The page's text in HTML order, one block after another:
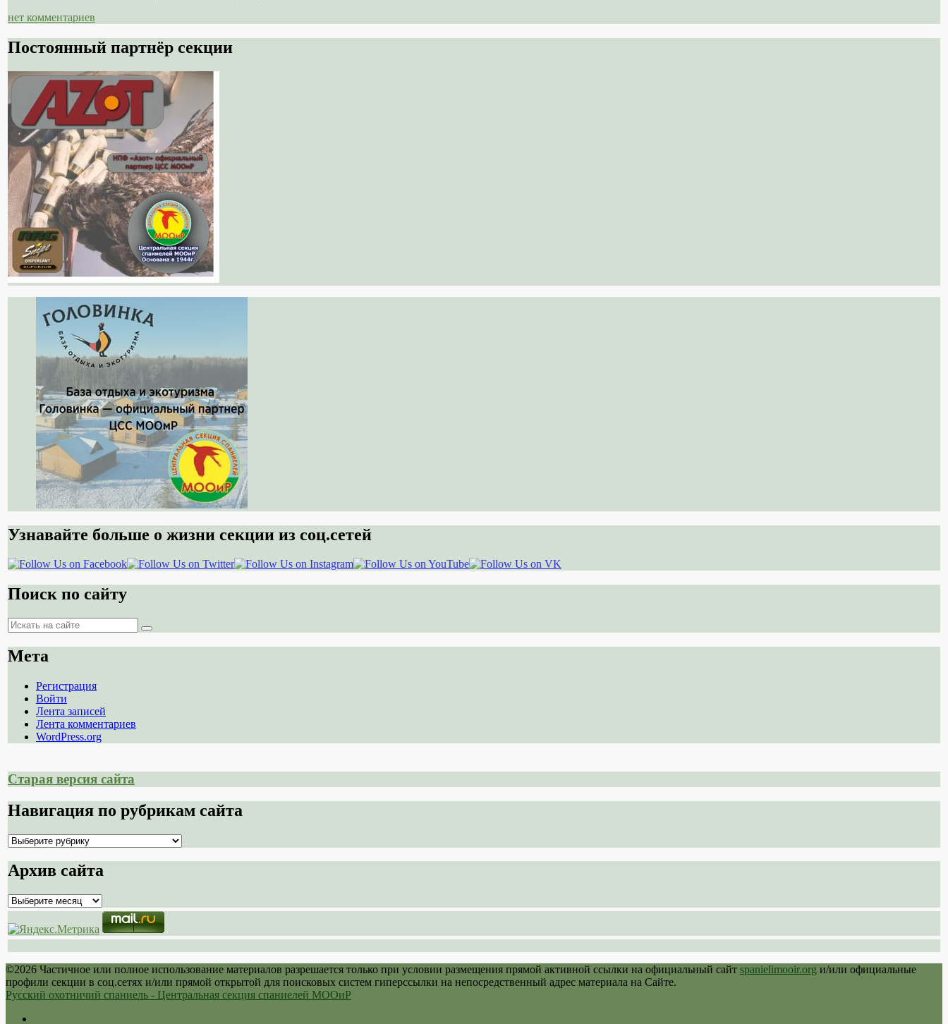
нет комментариев
Постоянный партнёр секции
Узнавайте больше о жизни секции из соц.сетей
Поиск по сайту
Поиск
Поиск
Мета
Регистрация
Войти
Лента записей
Лента комментариев
WordPress.org
Старая версия сайта
Навигация по рубрикам сайта
Навигация
рубрикам
сайта
Архив сайта
Архив
сайта
©2026 Частичное или полное использование материалов разрешается только при условии размещения прямой активной ссылки на официальный сайт spanielimooir.org и/или официальные
профили секции в соц.сетях и/или прямой открытой для поисковых систем гиперссылки на непосредственный адрес материала на Сайте.
Русский охотничий спаниель - Центральная секция спаниелей МООиР